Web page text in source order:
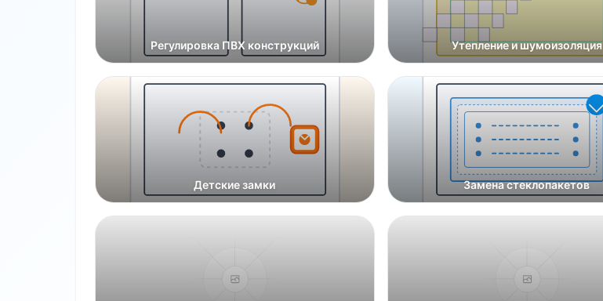
Регулировка ПВХ конструкций Утепление и шумоизоляция
Детские замки Замена стеклопакетов